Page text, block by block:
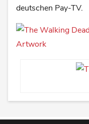
deutschen Pay-TV.